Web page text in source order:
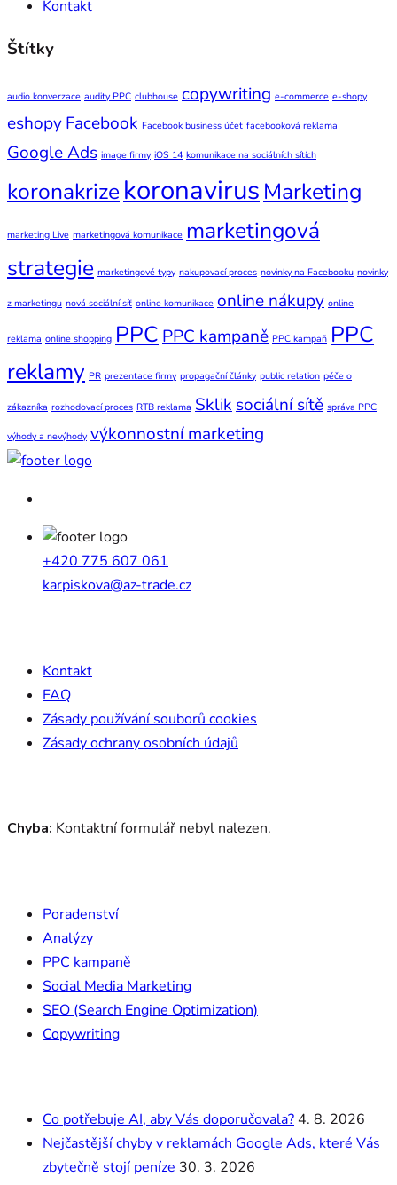
Kontakt
Štítky
audio konverzace audity PPC clubhouse copywriting e-commerce e-shopy
eshopyFacebook Facebook business účet facebooková reklama
Google Ads image firmy iOS 14 komunikace na sociálních sítích
koronakrize koronavirus Marketing
marketing Live marketingová komunikace marketingová
strategie marketingové typy nakupovací proces novinky na Facebooku novinky
z marketingu nová sociální síť online komunikace online nákupy online
reklama online shopping PPC PPC kampaně PPC kampaň PPC
reklamy PR prezentace firmy propagační články public relation péče o
zákazníka rozhodovací proces RTB reklama Sklik sociální sítě správa PPC
výhody a nevýhody výkonnostní marketing
+420 775 607 061
karpiskova@az-trade.cz
Kontakt
FAQ
Zásady používání souborů cookies
Zásady ochrany osobních údajů
Chyba: Kontaktní formulář nebyl nalezen.
Poradenství
Analýzy
PPC kampaně
Social Media Marketing
SEO (Search Engine Optimization)
Copywriting
Co potřebuje AI, aby Vás doporučovala? 4. 8. 2026
Nejčastější chyby v reklamách Google Ads, které Vás
zbytečně stojí peníze 30. 3. 2026